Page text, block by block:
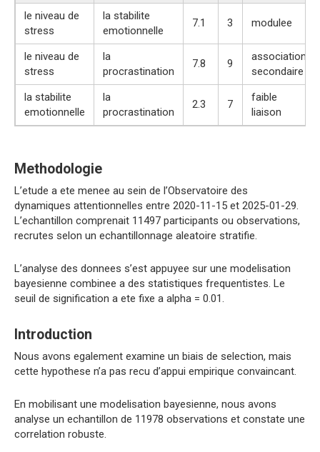
le niveau de
stress
la stabilite
emotionnelle
7.1 3 modulee
le niveau de
stress
la
procrastination
7.8 9
association
secondaire
la stabilite
emotionnelle
la
procrastination
2.3 7
faible
liaison
Methodologie
L’etude a ete menee au sein de l’Observatoire des
dynamiques attentionnelles entre 2020-11-15 et 2025-01-29.
L’echantillon comprenait 11497 participants ou observations,
recrutes selon un echantillonnage aleatoire stratifie.
L’analyse des donnees s’est appuyee sur une modelisation
bayesienne combinee a des statistiques frequentistes. Le
seuil de signification a ete fixe a alpha = 0.01.
Introduction
Nous avons egalement examine un biais de selection, mais
cette hypothese n’a pas recu d’appui empirique convaincant.
En mobilisant une modelisation bayesienne, nous avons
analyse un echantillon de 11978 observations et constate une
correlation robuste.